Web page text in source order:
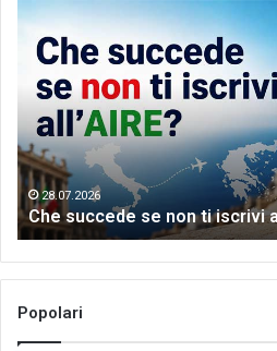
ti iscrivi all’AIRE?
Popolari